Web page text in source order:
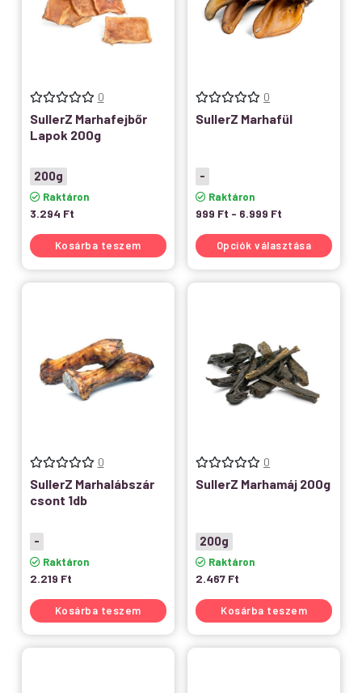
0
SullerZ Marhafejbőr
Lapok 200g
200g
Raktáron
3.294 Ft
Kosárba teszem
0
SullerZ Marhafül
-
Raktáron
999 Ft - 6.999 Ft
Opciók választása
0
SullerZ Marhalábszár
csont 1db
-
Raktáron
2.219 Ft
Kosárba teszem
0
SullerZ Marhamáj 200g
200g
Raktáron
2.467 Ft
Kosárba teszem